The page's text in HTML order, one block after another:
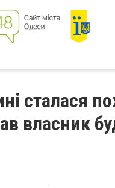
сталася
власник